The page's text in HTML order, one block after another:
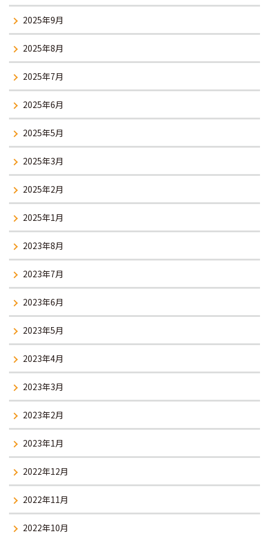
2025年9月
2025年8月
2025年7月
2025年6月
2025年5月
2025年3月
2025年2月
2025年1月
2023年8月
2023年7月
2023年6月
2023年5月
2023年4月
2023年3月
2023年2月
2023年1月
2022年12月
2022年11月
2022年10月